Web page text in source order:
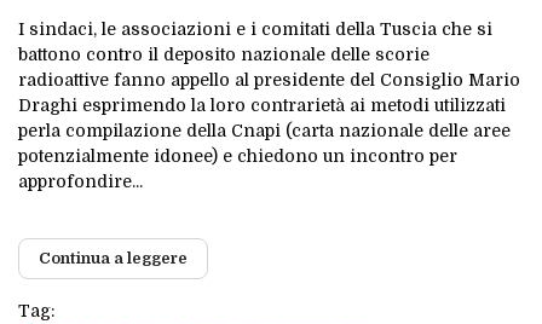
I sindaci, le associazioni e i comitati della Tuscia che si
battono contro il deposito nazionale delle scorie
radioattive fanno appello al presidente del Consiglio Mario
Draghi esprimendo la loro contrarietà ai metodi utilizzati
perla compilazione della Cnapi (carta nazionale delle aree
potenzialmente idonee) e chiedono un incontro per
approfondire...
Continua a leggere
Tag: